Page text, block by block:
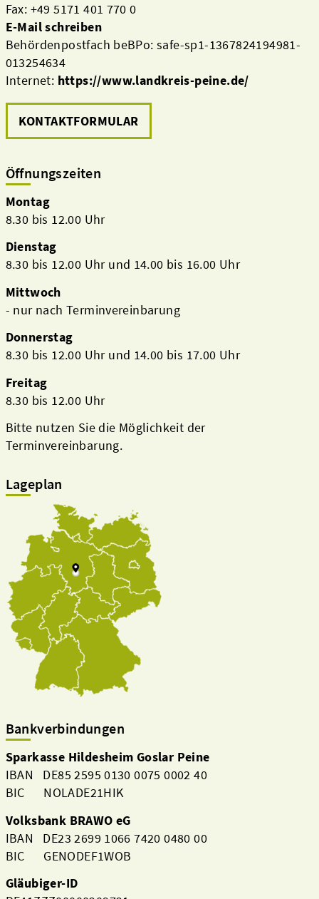
Fax: +49 5171 401 770 0
E-Mail schreiben
Behördenpostfach beBPo: safe-sp1-1367824194981-
013254634
Internet: https://www.landkreis-peine.de/
KONTAKTFORMULAR
Öffnungszeiten
Montag
8.30 bis 12.00 Uhr
Dienstag
8.30 bis 12.00 Uhr und 14.00 bis 16.00 Uhr
Mittwoch
- nur nach Terminvereinbarung
Donnerstag
8.30 bis 12.00 Uhr und 14.00 bis 17.00 Uhr
Freitag
8.30 bis 12.00 Uhr
Bitte nutzen Sie die Möglichkeit der
Terminvereinbarung.
Lageplan
Bankverbindungen
Sparkasse Hildesheim Goslar Peine
IBAN DE85 2595 0130 0075 0002 40
BIC NOLADE21HIK
Volksbank BRAWO eG
IBAN DE23 2699 1066 7420 0480 00
BIC GENODEF1WOB
Gläubiger-ID